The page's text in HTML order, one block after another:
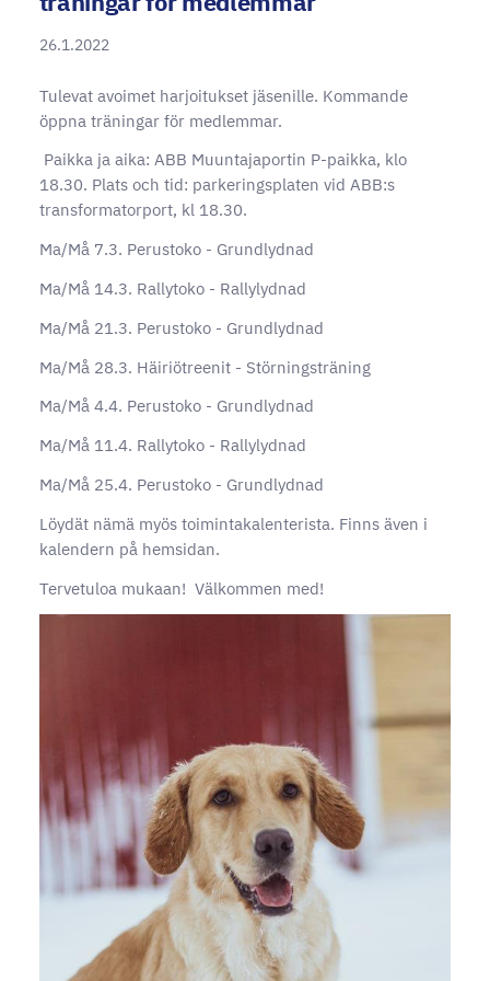
26.1.2022
Tulevat avoimet harjoitukset jäsenille. Kommande
öppna träningar för medlemmar.
Paikka ja aika: ABB Muuntajaportin P-paikka, klo
18.30. Plats och tid: parkeringsplaten vid ABB:s
transformatorport, kl 18.30.
Ma/Må 7.3. Perustoko - Grundlydnad
Ma/Må 14.3. Rallytoko - Rallylydnad
Ma/Må 21.3. Perustoko - Grundlydnad
Ma/Må 28.3. Häiriötreenit - Störningsträning
Ma/Må 4.4. Perustoko - Grundlydnad
Ma/Må 11.4. Rallytoko - Rallylydnad
Ma/Må 25.4. Perustoko - Grundlydnad
Löydät nämä myös toimintakalenterista. Finns även i
kalendern på hemsidan.
Tervetuloa mukaan! Välkommen med!